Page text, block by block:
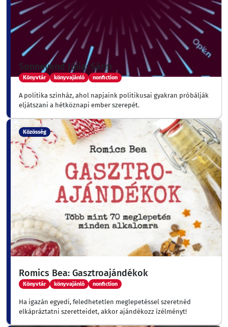
Sonnevend Júlia: Sárm
Könyvtár könyvajánló nonfiction
A politika színház, ahol napjaink politikusai gyakran próbálják
eljátszani a hétköznapi ember szerepét.
Közösség
Romics Bea: Gasztroajándékok
Könyvtár könyvajánló nonfiction
Ha igazán egyedi, feledhetetlen meglepetéssel szeretnéd
elkápráztatni szeretteidet, akkor ajándékozz ízélményt!